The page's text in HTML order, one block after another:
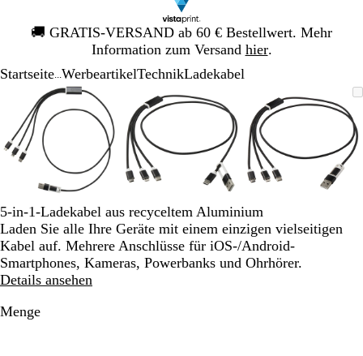
🚚 GRATIS-VERSAND ab 60 € Bestellwert. Mehr
Information zum Versand hier.
Galeriebild
1
Startseite WerbeartikelTechnikLadekabel
Vergrößer-/verkleinerbares
Bild
Zoom
auf
Minimum
Klicken
zum
Vergrößern
Verwenden
Sie
und
-
zum
Zoomen
und
die
Pfeiltasten
Bild
auf
Minimum
zum
Vergrößern
Sie
Tasten
+
zum
Zoomen
und
die
Bild
auf
Minimum
zum
Sie
+
Zoomen
Galeriebild
von
3
5-in-1-Ladekabel aus recyceltem Aluminium
Laden Sie alle Ihre Geräte mit einem einzigen vielseitigen
Kabel auf. Mehrere Anschlüsse für iOS-/Android-
Smartphones, Kameras, Powerbanks und Ohrhörer.
Details ansehen
Menge